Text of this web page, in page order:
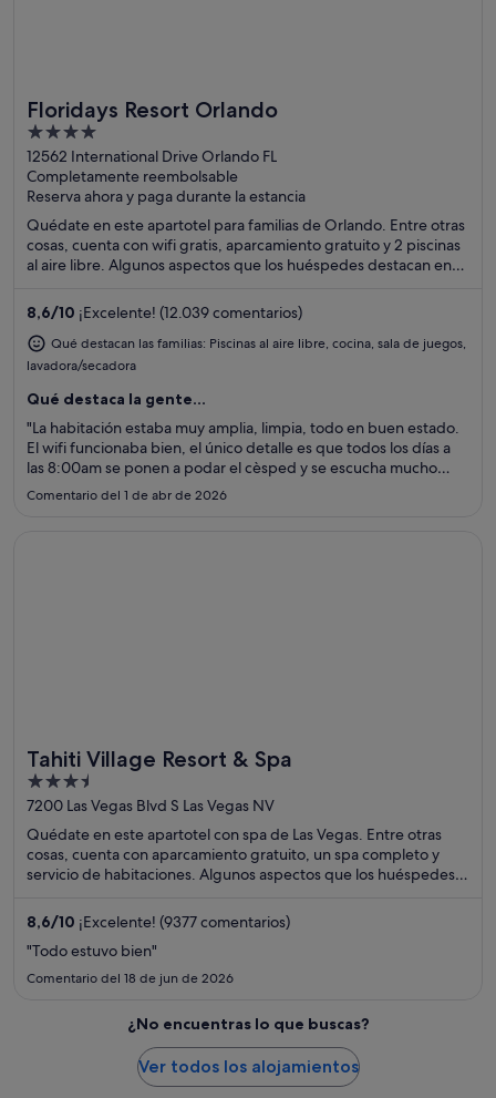
Ideal para familias
Floridays Resort Orlando
4
out
of
5
12562 International Drive Orlando FL
Completamente reembolsable
Reserva ahora y paga durante la estancia
Quédate en este apartotel para familias de Orlando. Entre otras
cosas, cuenta con wifi gratis, aparcamiento gratuito y 2 piscinas
al aire libre. Algunos aspectos que los huéspedes destacan en
populares que se encuentran cerca son Centro comercial
Orlando Vineland Premium Outlets y Parque acuático Aquatica.
8,6/10 ¡Excelente! (12.039 comentarios)
Qué destacan las familias: Piscinas al aire libre, cocina, sala de juegos,
lavadora/secadora
Qué destaca la gente...
"La habitación estaba muy amplia, limpia, todo en buen estado.
El wifi funcionaba bien, el único detalle es que todos los días a
las 8:00am se ponen a podar el cèsped y se escucha mucho
ruido hasta el quinto piso que yo estaba."
Comentario del 1 de abr de 2026
Tahiti Village Resort & Spa
3.5
out
of
5
7200 Las Vegas Blvd S Las Vegas NV
Quédate en este apartotel con spa de Las Vegas. Entre otras
cosas, cuenta con aparcamiento gratuito, un spa completo y
servicio de habitaciones. Algunos aspectos que los huéspedes
personal. Dos atracciones turísticas populares que se
encuentran cerca son Estadio Allegiant y Casino Luxor Las Vegas.
8,6/10 ¡Excelente! (9377 comentarios)
"Todo estuvo bien"
Comentario del 18 de jun de 2026
¿No encuentras lo que buscas?
Ver todos los alojamientos